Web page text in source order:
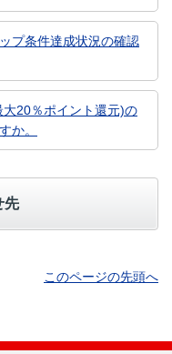
プ条件達成状況の確認
20％ポイント還元)の
か。
先
このページの先頭へ